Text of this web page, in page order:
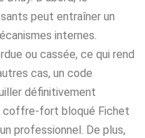
peut entraîner un
internes.
ou cassée, ce qui rend
cas, un code
définitivement
coffre-fort bloqué Fichet
professionnel. De plus,